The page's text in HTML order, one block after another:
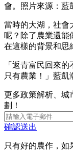
會。照片來源：藍
當時的大湖，社會
呢？除了農業還能
在這樣的背景和思
「返青富民回來
只有農業！」藍凱
更多政策解析、城
劃！
確認送出
只有好的農作，如